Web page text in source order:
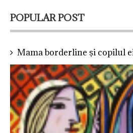
ca
POPULAR POST
Mama borderline și copilul